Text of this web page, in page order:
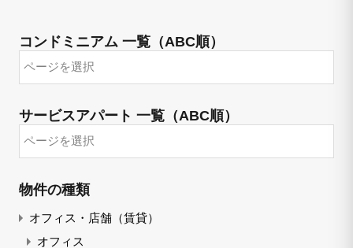
コンドミニアム 一覧（ABC順）
サービスアパート 一覧（ABC順）
物件の種類
オフィス・店舗（賃貸）
オフィス